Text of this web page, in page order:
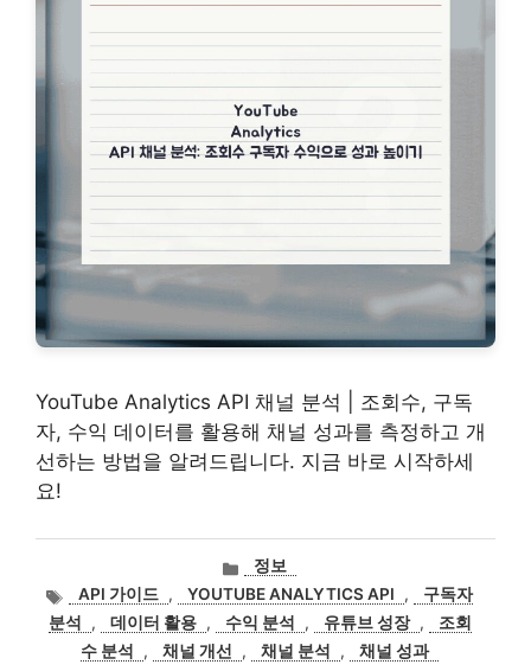
YouTube Analytics API 채널 분석 | 조회수, 구독
자, 수익 데이터를 활용해 채널 성과를 측정하고 개
선하는 방법을 알려드립니다. 지금 바로 시작하세
요!
카
테
고
리
정보
태
그
API 가이드 , YOUTUBE ANALYTICS API ,
구독자
분석
, 데이터 활용 , 수익 분석 , 유튜브 성장 ,
조회
수 분석
, 채널 개선 , 채널 분석 , 채널 성과